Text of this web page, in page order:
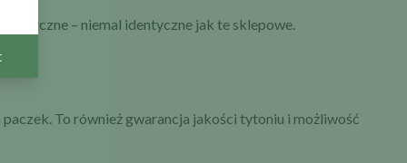
– niemal identyczne jak te sklepowe.
To również gwarancja jakości tytoniu i możliwość